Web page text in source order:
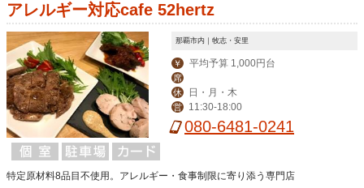
アレルギー対応cafe 52hertz
那覇市内｜牧志・安里
￥ 平均予算 1,000円台
席
休
日・月・木
営 11:30-18:00
080-6481-0241
特定原材料8品目不使用。アレルギー・食事制限に寄り添う専門店